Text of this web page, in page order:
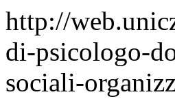
http://
di-psicologo-
sociali-